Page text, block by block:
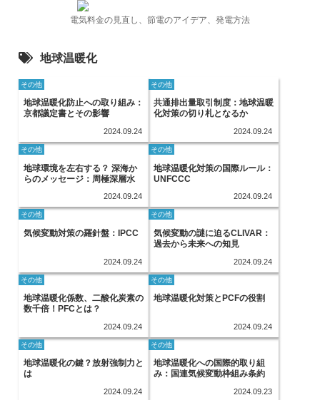
電気料金の見直し、節電のアイデア、発電方法
地球温暖化
その他
地球温暖化防止への取り組み：
京都議定書とその影響
2024.09.24
その他
共通排出量取引制度：地球温暖
化対策の切り札となるか
2024.09.24
その他
地球環境を左右する？ 深海か
らのメッセージ：周極深層水
2024.09.24
その他
地球温暖化対策の国際ルール：
UNFCCC
2024.09.24
その他
気候変動対策の羅針盤：IPCC
2024.09.24
その他
気候変動の謎に迫るCLIVAR：
過去から未来への知見
2024.09.24
その他
地球温暖化係数、二酸化炭素の
数千倍！PFCとは？
2024.09.24
その他
地球温暖化対策とPCFの役割
2024.09.24
その他
地球温暖化の鍵？放射強制力と
は
2024.09.24
その他
地球温暖化への国際的取り組
み：国連気候変動枠組み条約
2024.09.23